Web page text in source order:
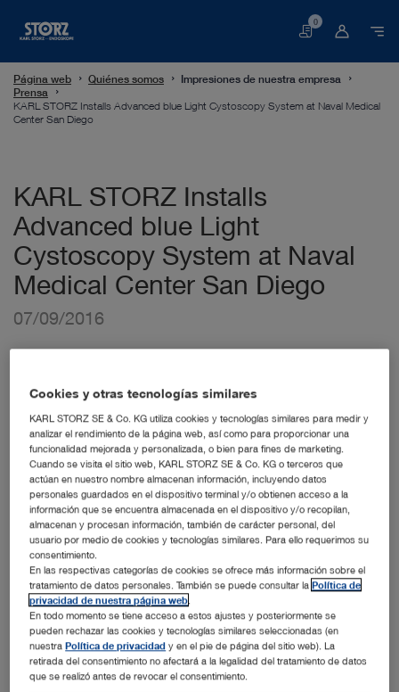
Cesta
0
Página web Quiénes somos
Impresiones de nuestra empresa
Prensa
KARL STORZ Installs Advanced blue Light Cystoscopy System at Naval Medical
Center San Diego
KARL STORZ Installs
Advanced blue Light
Cystoscopy System at Naval
Medical Center San Diego
07/09/2016
Capabilities for Diagnosis of Non-
Muscle Invasive Bladder Cancer
EL SEGUNDO, CA (September 7, 2016) – KARL STORZ
Endoscopy-America, Inc., a leader in minimally invasive
endoscopy and advanced imaging solutions, is pleased to
announce that it has installed an innovative technology
system for providing Blue Light Cystoscopy (BLC) with
Cysview® at the Naval Medical Center San Diego
(NMCSD). The medical center is the first Naval Medical
Center to offer this new technology, which provides
advanced capabilities for diagnosis of Non-Muscle
Invasive Bladder Cancer (NMIBC). Blue Light Cystoscopy
uses the KARL STORZ D-Light C Photodynamic
Diagnostic system in conjunction with Cysview® , a
special optical imaging agent.
“We are very proud to offer this advanced cystoscopy
Cookies y otras tecnologías similares
KARL STORZ SE & Co. KG utiliza cookies y tecnologías similares para medir y
analizar el rendimiento de la página web, así como para proporcionar una
funcionalidad mejorada y personalizada, o bien para fines de marketing.
Cuando se visita el sitio web, KARL STORZ SE & Co. KG o terceros que
actúan en nuestro nombre almacenan información, incluyendo datos
personales guardados en el dispositivo terminal y/o obtienen acceso a la
información que se encuentra almacenada en el dispositivo y/o recopilan,
almacenan y procesan información, también de carácter personal, del
usuario por medio de cookies y tecnologías similares. Para ello requerimos su
consentimiento.
En las respectivas categorías de cookies se ofrece más información sobre el
tratamiento de datos personales. También se puede consultar laPolítica de
privacidad de nuestra página web
En todo momento se tiene acceso a estos ajustes y posteriormente se
pueden rechazar las cookies y tecnologías similares seleccionadas (en
nuestraPolítica de privacidad y en el pie de página del sitio web). La
retirada del consentimiento no afectará a la legalidad del tratamiento de datos
que se realizó antes de revocar el consentimiento.